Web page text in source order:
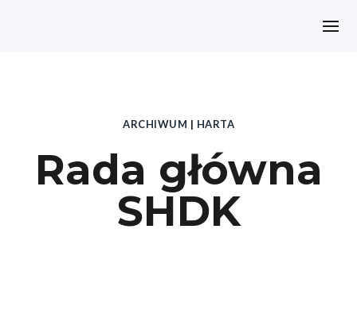
ARCHIWUM | HARTA
Rada główna
SHDK